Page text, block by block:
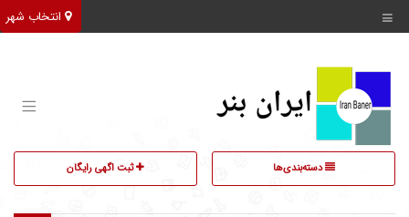
دسته‌بندی‌ها ثبت اگهی رایگان